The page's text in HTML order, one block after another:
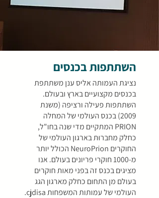
השתתפות בכנסים
נציגת העמותה אליס ענן משתתפת
בכנסים מקצועיים בארץ ובעולם.
השתתפות פעילה ורציפה (משנת
2009) בכנס העולמי של המחלה
PRION המתקיים מדי שנה בחו"ל,
כחלק מחברוּת בארגון העולמי של
החוקרים NeuroPrion הכולל יותר
מ-1000 חוקרי פריונים בעולם. אנו
מציגים בכנס זהבפני מאות חוקרים
בעולם מן התחום כחלק מארגון הגג
העולמי של עמותות המשפחותcjdisa
.